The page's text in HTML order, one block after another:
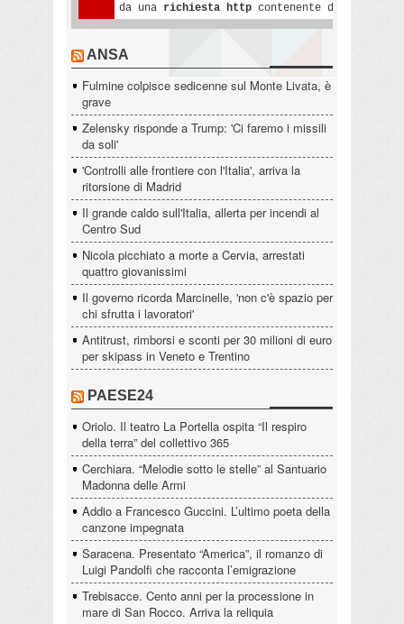
ANSA
Fulmine colpisce sedicenne sul Monte Livata, è
grave
Zelensky risponde a Trump: 'Ci faremo i missili
da soli'
'Controlli alle frontiere con l'Italia', arriva la
ritorsione di Madrid
Il grande caldo sull'Italia, allerta per incendi al
Centro Sud
Nicola picchiato a morte a Cervia, arrestati
quattro giovanissimi
Il governo ricorda Marcinelle, 'non c'è spazio per
chi sfrutta i lavoratori'
Antitrust, rimborsi e sconti per 30 milioni di euro
per skipass in Veneto e Trentino
PAESE24
Oriolo. Il teatro La Portella ospita “Il respiro
della terra” del collettivo 365
Cerchiara. “Melodie sotto le stelle” al Santuario
Madonna delle Armi
Addio a Francesco Guccini. L’ultimo poeta della
canzone impegnata
Saracena. Presentato “America”, il romanzo di
Luigi Pandolfi che racconta l’emigrazione
Trebisacce. Cento anni per la processione in
mare di San Rocco. Arriva la reliquia